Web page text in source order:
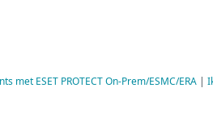
met ESET PROTECT On-Prem/ESMC/ERA |